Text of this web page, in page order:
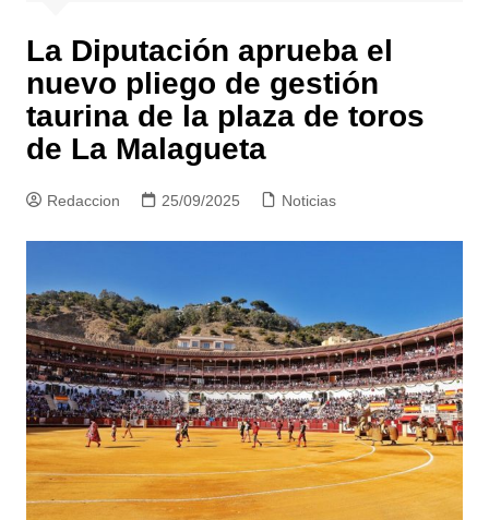
La Diputación aprueba el
nuevo pliego de gestión
taurina de la plaza de toros
de La Malagueta
Redaccion 25/09/2025 Noticias